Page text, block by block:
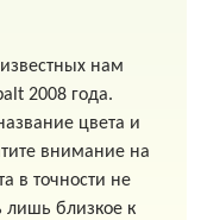
нам
2008 года.
цвета и
внимание на
в точности не
лишь близкое к